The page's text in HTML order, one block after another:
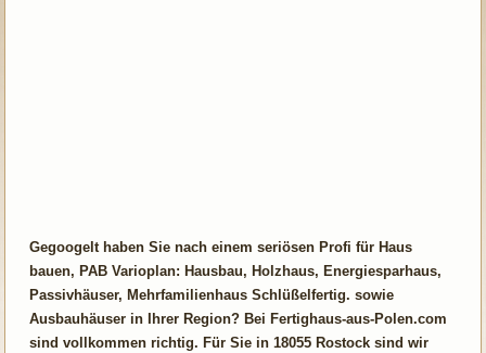
Gegoogelt haben Sie nach einem seriösen Profi für Haus
bauen, PAB Varioplan: Hausbau, Holzhaus, Energiesparhaus,
Passivhäuser, Mehrfamilienhaus Schlüßelfertig. sowie
Ausbauhäuser in Ihrer Region? Bei Fertighaus-aus-Polen.com
sind vollkommen richtig. Für Sie in 18055 Rostock sind wir